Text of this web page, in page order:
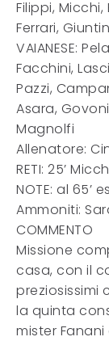
Filippi, Micchi,
Ferrari,
VAIANESE:
Facchini,
Pazzi,
Asara,
Magnolfi
Allenatore:
RETI: 25’
NOTE: al 65’
Ammoniti:
COMMENTO
Missione
casa, con il
preziosissimi
la quinta
mister